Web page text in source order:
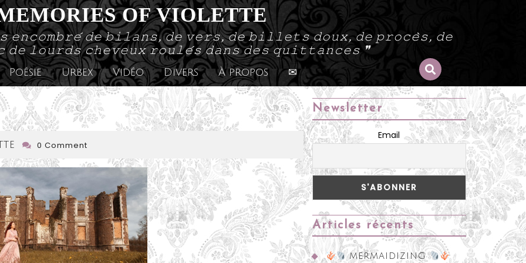
OF VIOLETTE
𝚎𝚗𝚌𝚘𝚖𝚋𝚛𝚎́ 𝚍𝚎 𝚋𝚒𝚕𝚊𝚗𝚜, 𝚍𝚎 𝚟𝚎𝚛𝚜, 𝚍𝚎 𝚋𝚒𝚕𝚕𝚎𝚝𝚜 𝚍𝚘𝚞𝚡, 𝚍𝚎 𝚙𝚛𝚘𝚌𝚎̀𝚜, 𝚍𝚎
𝚍𝚎 𝚕𝚘𝚞𝚛𝚍𝚜 𝚌𝚑𝚎𝚟𝚎𝚞𝚡 𝚛𝚘𝚞𝚕𝚎́𝚜 𝚍𝚊𝚗𝚜 𝚍𝚎𝚜 𝚚𝚞𝚒𝚝𝚝𝚊𝚗𝚌𝚎𝚜 ❞
Poésie Urbex Vidéo Divers À propos ✉
lecabinetdeviolette
0 Comment
Newsletter
Email
Articles récents
MERMAIDIZING